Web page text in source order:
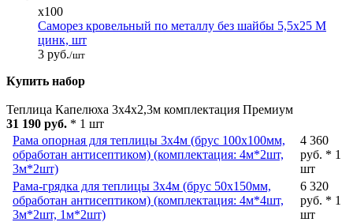
x100
Саморез кровельный по металлу без шайбы 5,5x25 М
цинк, шт
3 руб./шт
Купить набор
Теплица Капелюха 3х4х2,3м комплектация Премиум
31 190 руб. * 1 шт
Рама опорная для теплицы 3х4м (брус 100х100мм,
обработан антисептиком) (комплектация: 4м*2шт,
3м*2шт)
4 360
руб. * 1
шт
Рама-грядка для теплицы 3х4м (брус 50х150мм,
обработан антисептиком) (комплектация: 4м*4шт,
3м*2шт, 1м*2шт)
6 320
руб. * 1
шт